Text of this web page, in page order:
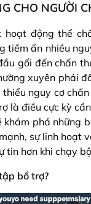
CHO NGƯỜI
hoạt động thể
tiềm ẩn nhiều
gối đến chấn
xuyên phải
nguy cơ
là điều cực kỳ
khám phá những
sự linh hoạt
tin hơn khi chạy
bổ trợ?